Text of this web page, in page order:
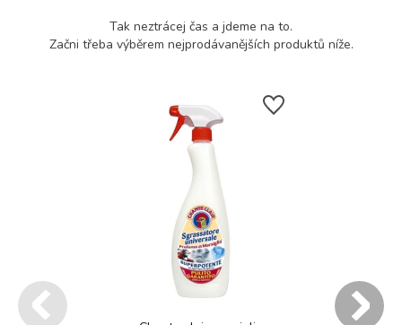
Tak neztrácej čas a jdeme na to.
Začni třeba výběrem nejprodávanějších produktů níže.